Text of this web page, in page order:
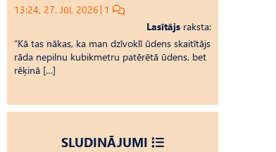
13:24, 27. Jūl, 2026 1
Lasītājs raksta:
“Kā tas nākas, ka man dzīvoklī ūdens skaitītājs
rāda nepilnu kubikmetru patērētā ūdens, bet
rēķinā […]
SLUDINĀJUMI